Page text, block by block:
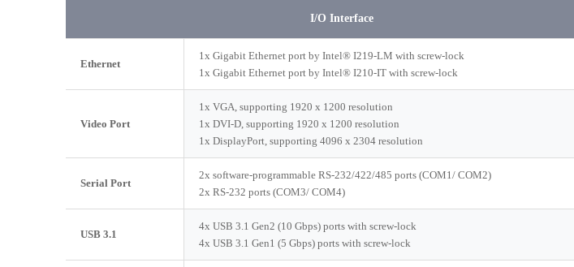
I/O Interface
Ethernet
1x Gigabit Ethernet port by Intel® I219-LM with screw-lock
1x Gigabit Ethernet port by Intel® I210-IT with screw-lock
Video Port
1x VGA, supporting 1920 x 1200 resolution
1x DVI-D, supporting 1920 x 1200 resolution
1x DisplayPort, supporting 4096 x 2304 resolution
Serial Port
2x software-programmable RS-232/422/485 ports (COM1/ COM2)
2x RS-232 ports (COM3/ COM4)
USB 3.1
4x USB 3.1 Gen2 (10 Gbps) ports with screw-lock
4x USB 3.1 Gen1 (5 Gbps) ports with screw-lock